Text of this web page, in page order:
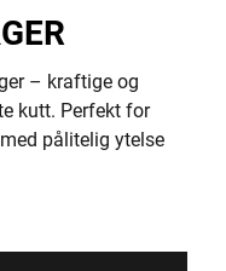
– kraftige og
kutt. Perfekt for
pålitelig ytelse